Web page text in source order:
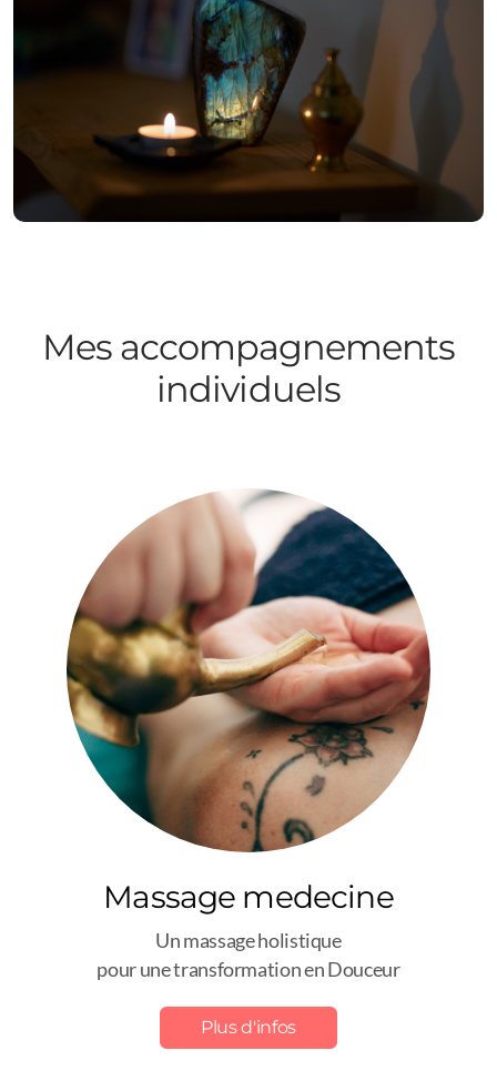
Mes accompagnements
individuels
Massage medecine
Un massage holistique
pour une transformation en Douceur
Plus d'infos